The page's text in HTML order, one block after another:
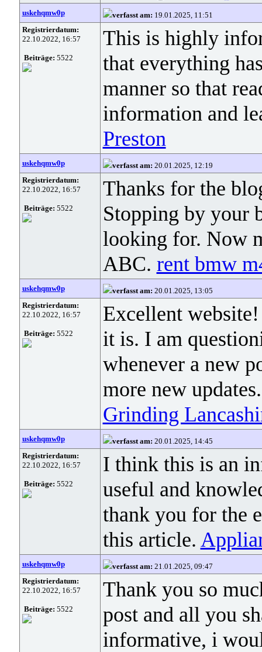
uskehqmw0p verfasst am: 19.01.2025, 11:51
Registrierdatum:
22.10.2022, 16:57
Beiträge: 5522
This is highly
that everything
manner so that
information and
Preston
uskehqmw0p verfasst am: 20.01.2025, 12:19
Registrierdatum:
22.10.2022, 16:57
Beiträge: 5522
Thanks for the
Stopping by your
looking for. Now
ABC. rent bmw
uskehqmw0p verfasst am: 20.01.2025, 13:05
Registrierdatum:
22.10.2022, 16:57
Beiträge: 5522
Excellent
it is. I am
whenever a new
more new
Grinding
uskehqmw0p verfasst am: 20.01.2025, 14:45
Registrierdatum:
22.10.2022, 16:57
Beiträge: 5522
I think this is an
useful and
thank you for the
this article.
uskehqmw0p verfasst am: 21.01.2025, 09:47
Registrierdatum:
22.10.2022, 16:57
Beiträge: 5522
Thank you so
post and all you
informative, i